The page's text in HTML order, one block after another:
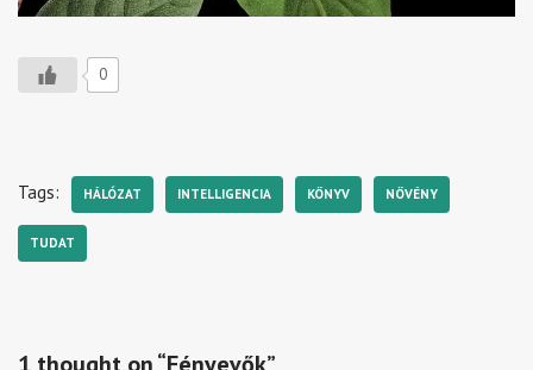
0
Tags: HÁLÓZAT INTELLIGENCIA KÖNYV NÖVÉNY
TUDAT
1 thought on “Fényevők”